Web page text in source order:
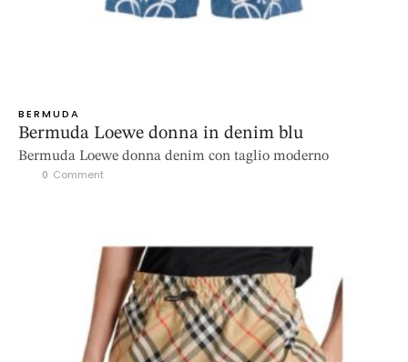
BERMUDA
Bermuda Loewe donna in denim blu
Bermuda Loewe donna denim con taglio moderno
0 Comment